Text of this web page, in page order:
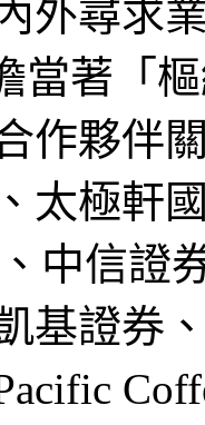
外尋求
當著「
作夥伴
太極軒
中信證
基證券